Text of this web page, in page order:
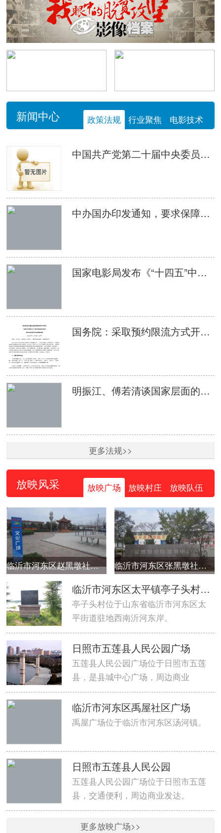
新闻中心 政策法规 行业聚焦 电影技术
中国共产党第二十届中央委员会第四次全体会议公报
中办国办印发通知，要求保障每名中小学生每学期至少观看2次优秀影片
国家电影局发布《“十四五”中国电影发展规划》
国务院：采取预约限流方式开放影剧院等娱乐场所
明振江、傅若清谈国家层面的电影扶持政策： 要把政策激励转化为推动产业高质量发展的动力
更多法规>>
放映风采 放映广场 放映村庄 放映队伍
临沂市河东区赵黑墩社区广场 临沂市河东区张黑墩社区广场
临沂市河东区太平镇亭子头村广场
亭子头村位于山东省临沂市河东区太
平街道驻地西南沂河东岸。
日照市五莲县人民公园广场
五莲县人民公园广场位于日照市五莲
县，是县城中心广场，周边商业
临沂市河东区禹屋社区广场
禹屋广场位于临沂市河东区汤河镇。
日照市五莲县人民公园
五莲县人民公园广场位于日照市五莲
县，交通便利，周边商业发达。
更多放映广场>>